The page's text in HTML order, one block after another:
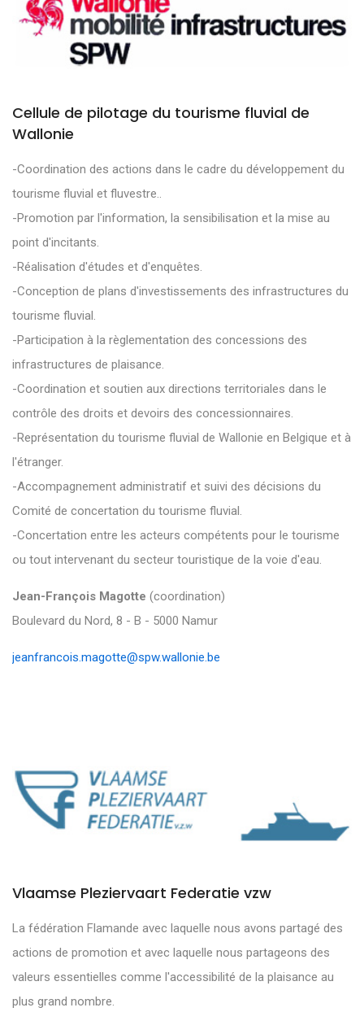
Cellule de pilotage du tourisme fluvial de
Wallonie
-Coordination des actions dans le cadre du développement du
tourisme fluvial et fluvestre..
-Promotion par l'information, la sensibilisation et la mise au
point d'incitants.
-Réalisation d'études et d'enquêtes.
-Conception de plans d'investissements des infrastructures du
tourisme fluvial.
-Participation à la règlementation des concessions des
infrastructures de plaisance.
-Coordination et soutien aux directions territoriales dans le
contrôle des droits et devoirs des concessionnaires.
-Représentation du tourisme fluvial de Wallonie en Belgique et à
l'étranger.
-Accompagnement administratif et suivi des décisions du
Comité de concertation du tourisme fluvial.
-Concertation entre les acteurs compétents pour le tourisme
ou tout intervenant du secteur touristique de la voie d'eau.
Jean-François Magotte (coordination)
Boulevard du Nord, 8 - B - 5000 Namur
jeanfrancois.magotte@spw.wallonie.be
Vlaamse Pleziervaart Federatie vzw
La fédération Flamande avec laquelle nous avons partagé des
actions de promotion et avec laquelle nous partageons des
valeurs essentielles comme l'accessibilité de la plaisance au
plus grand nombre.